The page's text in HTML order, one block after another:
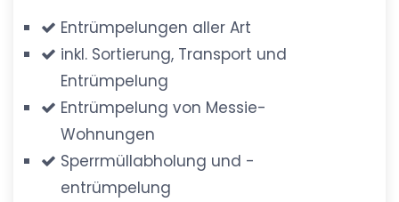
Entrümpelungen aller Art
inkl. Sortierung, Transport und
Entrümpelung
Entrümpelung von Messie-
Wohnungen
Sperrmüllabholung und -
entrümpelung